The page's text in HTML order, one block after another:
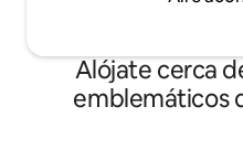
Alójate cerca
emblemáticos